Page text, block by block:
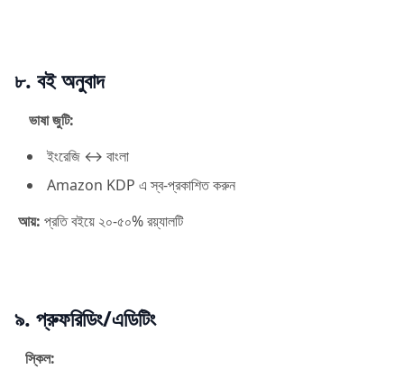
৮. বই অনুবাদ
ভাষা জুটি:
ইংরেজি ↔ বাংলা
Amazon KDP এ স্ব-প্রকাশিত করুন
আয়: প্রতি বইয়ে ২০-৫০% রয়্যালটি
৯. প্রুফরিডিং/এডিটিং
স্কিল: